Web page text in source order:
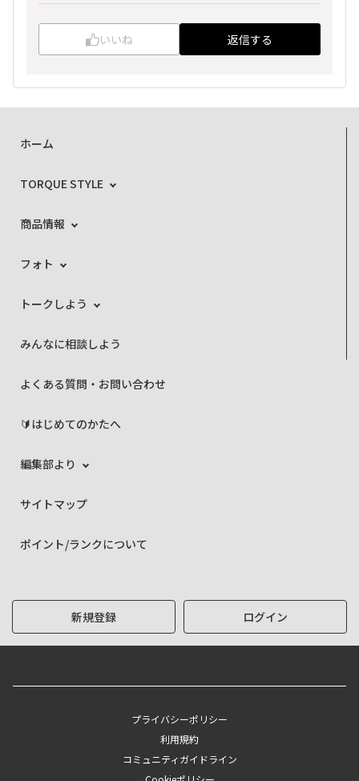
いいね 返信する
ホーム
TORQUE STYLE
商品情報
フォト
トークしよう
みんなに相談しよう
よくある質問・お問い合わせ
🔰はじめてのかたへ
編集部より
サイトマップ
ポイント/ランクについて
新規登録 ログイン
プライバシーポリシー
利用規約
コミュニティガイドライン